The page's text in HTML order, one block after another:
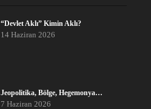
“Devlet Aklı” Kimin Aklı?
14 Haziran 2026
Jeopolitika, Bölge, Hegemonya…
7 Haziran 2026